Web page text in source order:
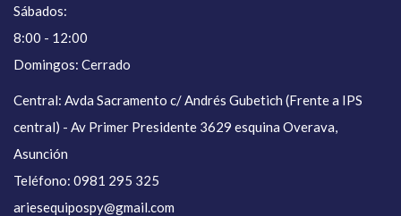
Sábados:
8:00 - 12:00
Domingos: Cerrado
Central: Avda Sacramento c/ Andrés Gubetich (Frente a IPS
central) - Av Primer Presidente 3629 esquina Overava,
Asunción
Teléfono: 0981 295 325
ariesequipospy@gmail.com